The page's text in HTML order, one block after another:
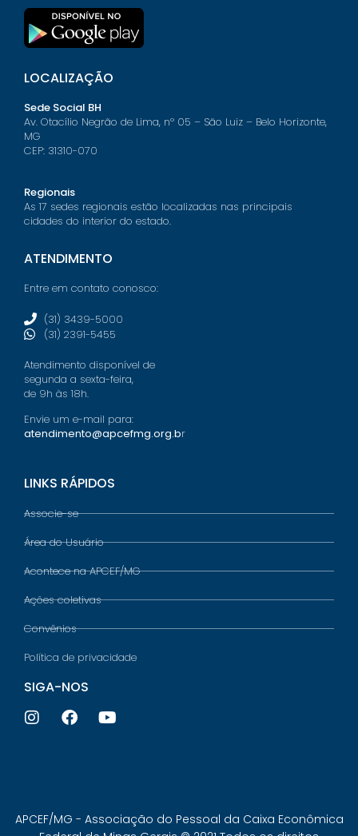
LOCALIZAÇÃO
Sede Social BH
Av. Otacílio Negrão de Lima, nº 05 – São Luiz – Belo Horizonte,
MG
CEP: 31310-070
Regionais
As 17 sedes regionais estão localizadas nas principais
cidades do interior do estado.
ATENDIMENTO
Entre em contato conosco:
(31) 3439-5000
(31) 2391-5455
Atendimento disponível de
segunda a sexta-feira,
de 9h às 18h.
Envie um e-mail para:
atendimento@apcefmg.org.br
LINKS RÁPIDOS
Associe-se
Área do Usuário
Acontece na APCEF/MG
Ações coletivas
Convênios
Política de privacidade
SIGA-NOS
APCEF/MG - Associação do Pessoal da Caixa Econômica